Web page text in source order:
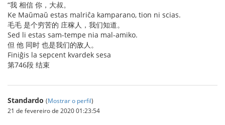
“我 相信 你，大叔。
Ke Maŭmaŭ estas malriĉa kamparano, tion ni scias.
毛毛 是个穷苦的 庄稼人，我们知道。
Sed li estas sam-tempe nia mal-amiko.
但 他 同时 也是我们的敌人。
Finiĝis la sepcent kvardek sesa
第746段 结束
Standardo (Mostrar o perfil)
21 de fevereiro de 2020 01:23:54